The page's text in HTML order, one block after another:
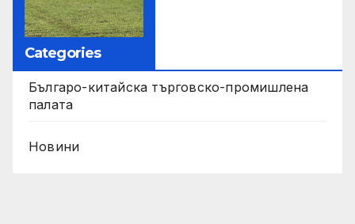
Categories
Българо-китайска търговско-промишлена
палата
Новини